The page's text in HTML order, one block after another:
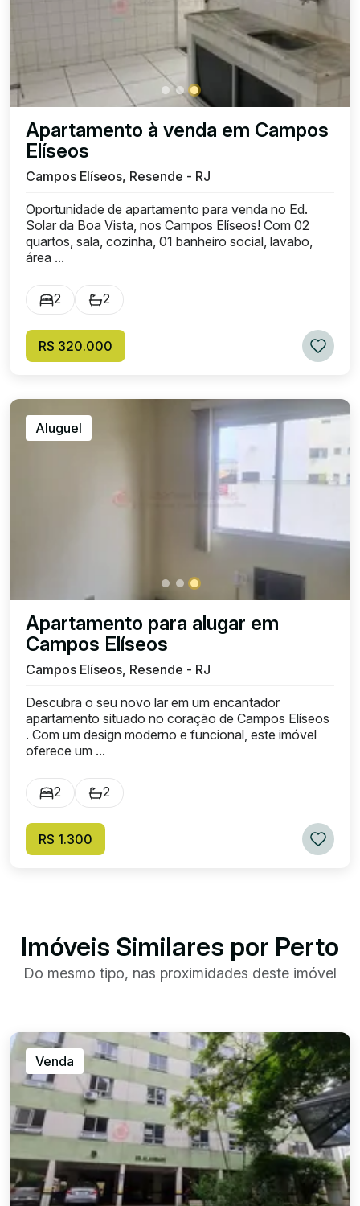
Apartamento à venda em Campos
Elíseos
Campos Elíseos, Resende - RJ
Oportunidade de apartamento para venda no Ed.
Solar da Boa Vista, nos Campos Elíseos! Com 02
quartos, sala, cozinha, 01 banheiro social, lavabo,
área ...
2 2
R$ 320.000
Aluguel
Apartamento para alugar em
Campos Elíseos
Campos Elíseos, Resende - RJ
Descubra o seu novo lar em um encantador
apartamento situado no coração de Campos Elíseos
. Com um design moderno e funcional, este imóvel
oferece um ...
2 2
R$ 1.300
Imóveis Similares por Perto
Do mesmo tipo, nas proximidades deste imóvel
Venda